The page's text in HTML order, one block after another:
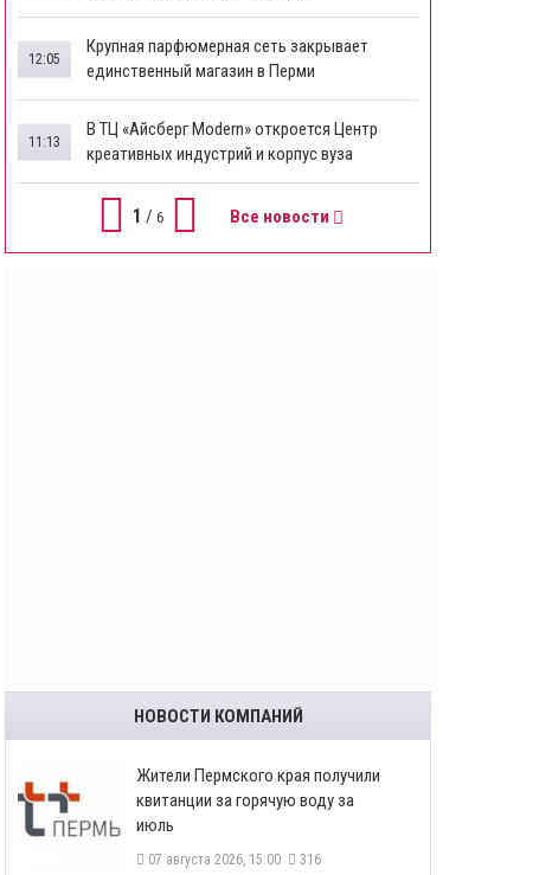
​Крупная парфюмерная сеть закрывает
единственный магазин в Перми
12:05
​В ТЦ «Айсберг Modern» откроется Центр
креативных индустрий и корпус вуза
11:13
1 / 6 Все новости
НОВОСТИ КОМПАНИЙ
​Жители Пермского края получили
квитанции за горячую воду за
июль
07 августа 2026, 15:00 316